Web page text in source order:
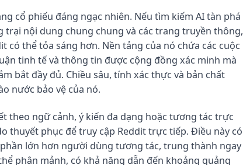
cổ phiếu đáng ngạc nhiên. Nếu tìm kiếm AI tàn phá
trại nội dung chung chung và các trang truyền thông,
có thể tỏa sáng hơn. Nền tảng của nó chứa các cuộc
tinh tế và thông tin được cộng đồng xác minh mà
bắt đầy đủ. Chiều sâu, tính xác thực và bản chất
nước bảo vệ của nó.
theo ngữ cảnh, ý kiến đa dạng hoặc tương tác trực
thuyết phục để truy cập Reddit trực tiếp. Điều này có
lớn hơn người dùng tương tác, trung thành ngay
phân mảnh, có khả năng dẫn đến khoảng quảng